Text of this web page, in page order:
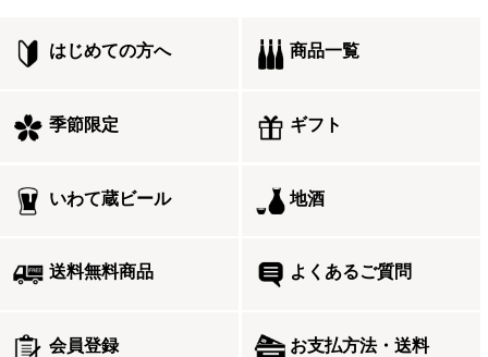
はじめての方へ 商品一覧
季節限定 ギフト
いわて蔵ビール 地酒
送料無料商品 よくあるご質問
会員登録 お支払方法・送料